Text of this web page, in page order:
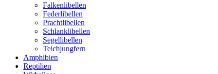
Falkenlibellen
Federlibellen
Prachtlibellen
Schlanklibellen
Segellibellen
Teichjungfern
Amphibien
Reptilien